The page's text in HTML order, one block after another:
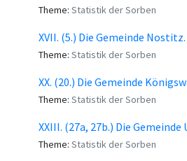
Theme: Statistik der Sorben
XVII. (5.) Die Gemeinde Nostitz.
Theme: Statistik der Sorben
XX. (20.) Die Gemeinde
Theme: Statistik der Sorben
XXIII. (27a, 27b.) Die Gemeinde
Theme: Statistik der Sorben